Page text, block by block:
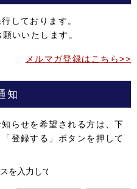
しております。
いいたします。
メルマガ登録はこちら>>
知
らせを希望される方は、下
登録する」ボタンを押して